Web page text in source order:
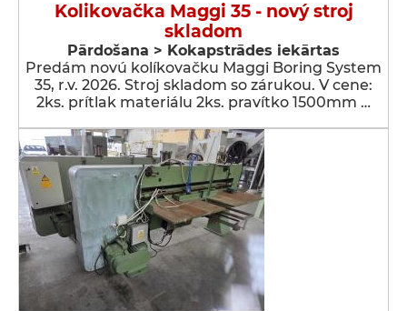
Kolikovačka Maggi 35 - nový stroj
skladom
Pārdošana > Kokapstrādes iekārtas
Predám novú kolíkovačku Maggi Boring System
35, r.v. 2026. Stroj skladom so zárukou. V cene:
2ks. prítlak materiálu 2ks. pravítko 1500mm …